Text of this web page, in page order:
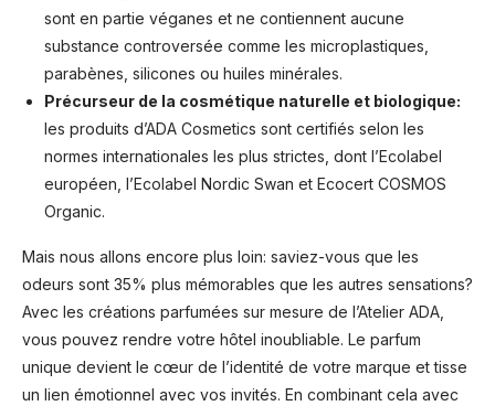
sont en partie véganes et ne contiennent aucune
substance controversée comme les microplastiques,
parabènes, silicones ou huiles minérales.
Précurseur de la cosmétique naturelle et biologique:
les produits d’ADA Cosmetics sont certifiés selon les
normes internationales les plus strictes, dont l’Ecolabel
européen, l’Ecolabel Nordic Swan et Ecocert COSMOS
Organic.
Mais nous allons encore plus loin: saviez-vous que les
odeurs sont 35% plus mémorables que les autres sensations?
Avec les créations parfumées sur mesure de l’Atelier ADA,
vous pouvez rendre votre hôtel inoubliable. Le parfum
unique devient le cœur de l’identité de votre marque et tisse
un lien émotionnel avec vos invités. En combinant cela avec